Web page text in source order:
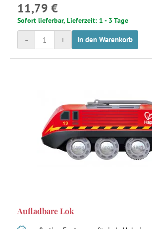
11,79 €
Sofort lieferbar, Lieferzeit: 1 - 3 Tage
+
- In den Warenkorb
Aufladbare Lok